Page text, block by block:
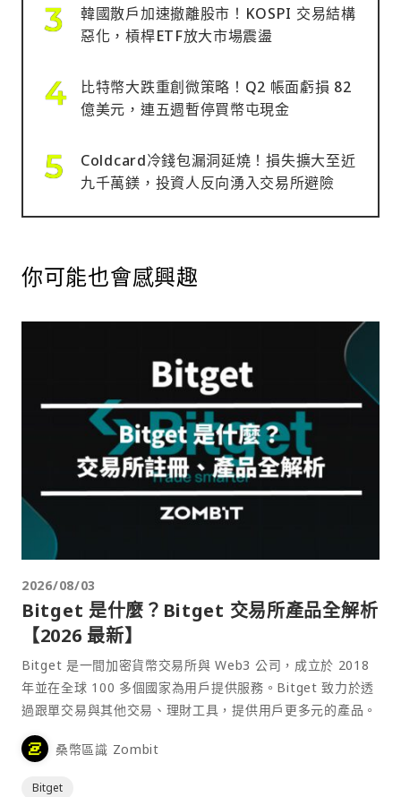
韓國散戶加速撤離股市！KOSPI 交易結構
惡化，槓桿ETF放大市場震盪
比特幣大跌重創微策略！Q2 帳面虧損 82
億美元，連五週暫停買幣屯現金
Coldcard冷錢包漏洞延燒！損失擴大至近
九千萬鎂，投資人反向湧入交易所避險
你可能也會感興趣
2026/08/03
Bitget 是什麼？Bitget 交易所產品全解析
【2026 最新】
Bitget 是一間加密貨幣交易所與 Web3 公司，成立於 2018
年並在全球 100 多個國家為用戶提供服務。Bitget 致力於透
過跟單交易與其他交易、理財工具，提供用戶更多元的產品。
桑幣區識 Zombit
Bitget